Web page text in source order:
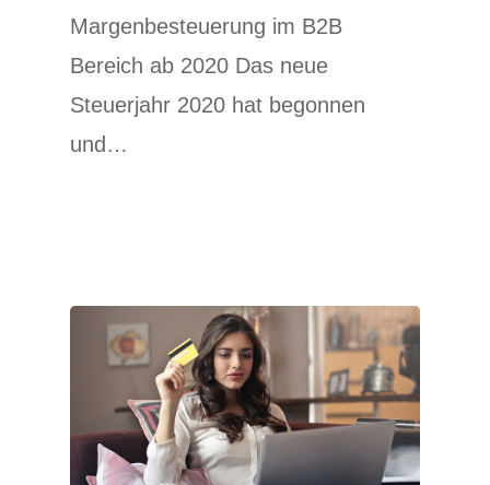
Margenbesteuerung im B2B
Bereich ab 2020 Das neue
Steuerjahr 2020 hat begonnen
und…